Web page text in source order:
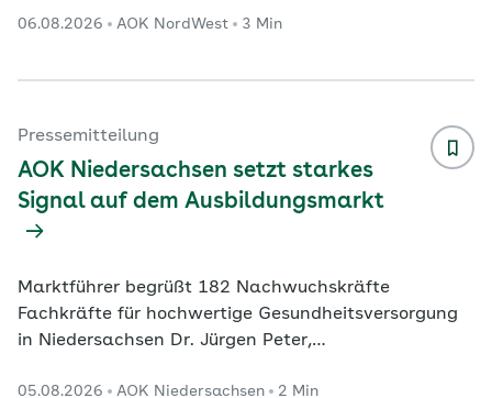
Bewegung und gezielter Muskelaufbau helfen
mehr Menschen wegen Arthrose im Krankenhaus
betroffen. Das geht aus einer Auswertung der AOK
NordWest auf Basis aktueller Zahlen des
06.08.2026 AOK NordWest 3 Min
Pressemitteilung
AOK Niedersachsen setzt starkes
Signal auf dem Ausbildungsmarkt
Marktführer begrüßt 182 Nachwuchskräfte
Fachkräfte für hochwertige Gesundheitsversorgung
in Niedersachsen Dr. Jürgen Peter,
freue mich sehr, unsere neuen Auszubildenden und
05.08.2026 AOK Niedersachsen 2 Min